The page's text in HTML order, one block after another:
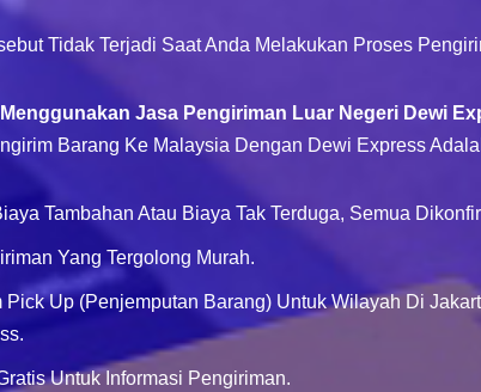
Tidak Terjadi Saat Anda Melakukan Proses
Jasa Pengiriman Luar Negeri Dewi
Barang Ke Malaysia Dengan Dewi Express
Tambahan Atau Biaya Tak Terduga, Semua
Yang Tergolong Murah.
Pick Up (penjemputan Barang) Untuk Wilayah Di
Untuk Informasi Pengiriman.